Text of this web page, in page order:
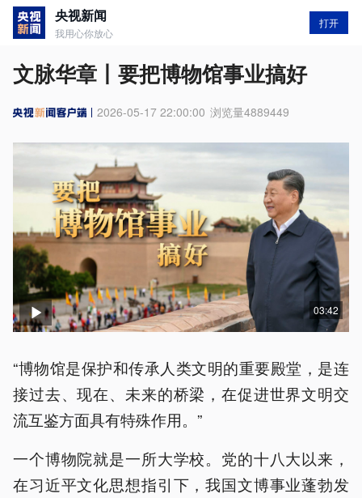
央视新闻
我用心你放心
打开
文脉华章丨要把博物馆事业搞好
2026-05-17 22:00:00 浏览量4889449
03:42
“博物馆是保护和传承人类文明的重要殿堂，是连
接过去、现在、未来的桥梁，在促进世界文明交
流互鉴方面具有特殊作用。”
一个博物院就是一所大学校。党的十八大以来，
在习近平文化思想指引下，我国文博事业蓬勃发